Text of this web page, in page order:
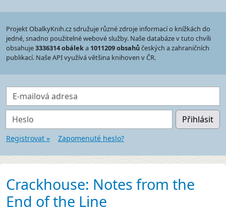
Projekt ObalkyKnih.cz sdružuje různé zdroje informací o knížkách do
jedné, snadno použitelné webové služby. Naše databáze v tuto chvíli
obsahuje3336314 obáleka 1011209 obsahůčeských a zahraničních
publikací. Naše API využívá většina knihoven v ČR.
E-mailová adresa
Heslo Přihlásit
Registrovat » Zapomenuté heslo?
Crackhouse: Notes from the
End of the Line